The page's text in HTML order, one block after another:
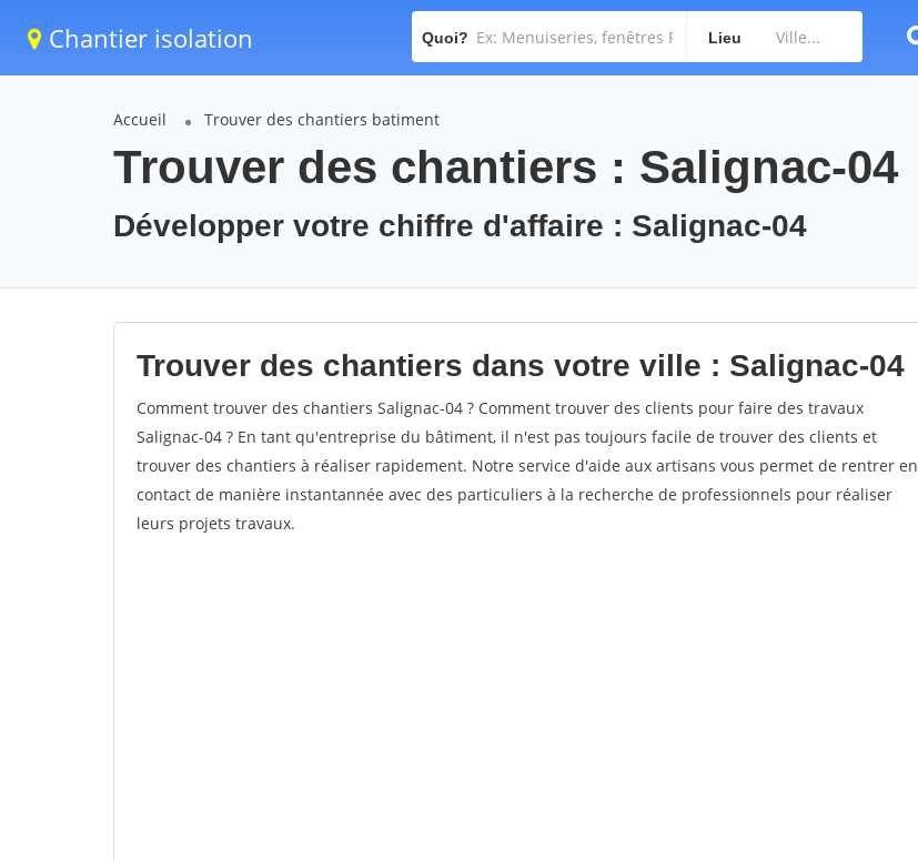
Chantier isolation Quoi? Lieu
Accueil Trouver des chantiers batiment
Trouver des chantiers : Salignac-04
Développer votre chiffre d'affaire : Salignac-04
Trouver des chantiers dans votre ville : Salignac-04
Comment trouver des chantiers Salignac-04 ? Comment trouver des clients pour faire des travaux
Salignac-04 ? En tant qu'entreprise du bâtiment, il n'est pas toujours facile de trouver des clients et
trouver des chantiers à réaliser rapidement. Notre service d'aide aux artisans vous permet de rentrer en
contact de manière instantannée avec des particuliers à la recherche de professionnels pour réaliser
leurs projets travaux.